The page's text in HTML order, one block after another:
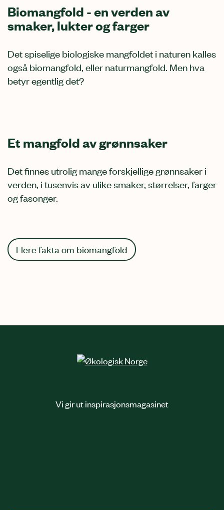
Biomangfold - en verden av
smaker, lukter og farger
Det spiselige biologiske mangfoldet i naturen kalles
også biomangfold, eller naturmangfold. Men hva
betyr egentlig det?
Et mangfold av grønnsaker
Det finnes utrolig mange forskjellige grønnsaker i
verden, i tusenvis av ulike smaker, størrelser, farger
og fasonger.
Flere fakta om biomangfold
Vi gir ut inspirasjonsmagasinet